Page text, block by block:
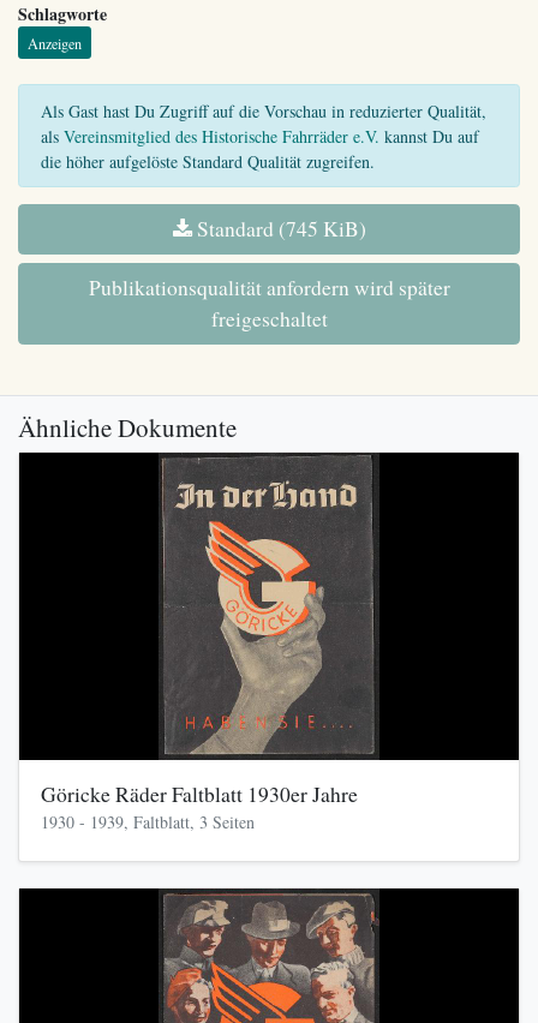
Schlagworte
Anzeigen
Als Gast hast Du Zugriff auf die Vorschau in reduzierter Qualität,
als Vereinsmitglied des Historische Fahrräder e.V. kannst Du auf
die höher aufgelöste Standard Qualität zugreifen.
Standard (745 KiB)
Publikationsqualität anfordern wird später
freigeschaltet
Ähnliche Dokumente
Göricke Räder Faltblatt 1930er Jahre
1930 - 1939, Faltblatt, 3 Seiten